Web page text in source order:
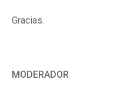
Gracias.
MODERADOR